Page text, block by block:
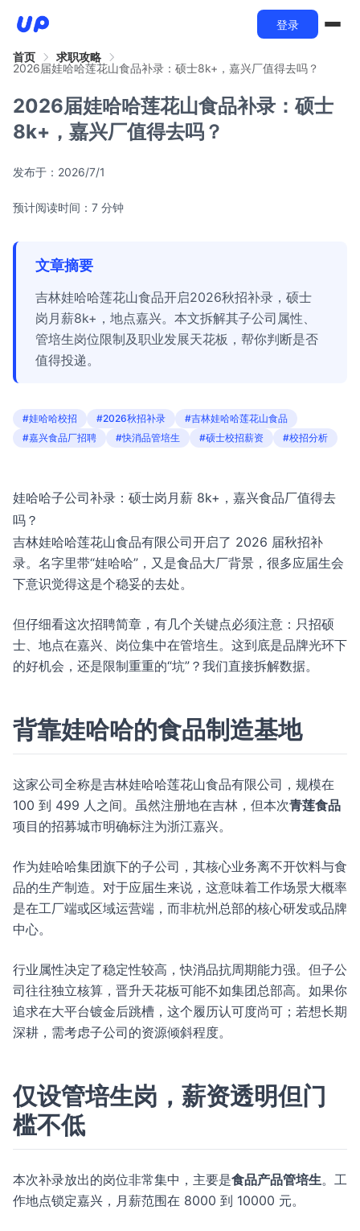
登录
首页
求职攻略
2026届娃哈哈莲花山食品补录：硕士8k+，嘉兴厂值得去吗？
2026届娃哈哈莲花山食品补录：硕士
8k+，嘉兴厂值得去吗？
发布于： 2026/7/1
预计阅读时间：7 分钟
文章摘要
吉林娃哈哈莲花山食品开启2026秋招补录，硕士
岗月薪8k+，地点嘉兴。本文拆解其子公司属性、
管培生岗位限制及职业发展天花板，帮你判断是否
值得投递。
#娃哈哈校招 #2026秋招补录
#吉林娃哈哈莲花山食品
#嘉兴食品厂招聘
#快消品管培生 #硕士校招薪资 #校招分析
娃哈哈子公司补录：硕士岗月薪 8k+，嘉兴食品厂值得去
吗？
吉林娃哈哈莲花山食品有限公司开启了 2026 届秋招补
录。名字里带“娃哈哈”，又是食品大厂背景，很多应届生会
下意识觉得这是个稳妥的去处。
但仔细看这次招聘简章，有几个关键点必须注意：只招硕
士、地点在嘉兴、岗位集中在管培生。这到底是品牌光环下
的好机会，还是限制重重的“坑”？我们直接拆解数据。
背靠娃哈哈的食品制造基地
这家公司全称是吉林娃哈哈莲花山食品有限公司，规模在
100 到 499 人之间。虽然注册地在吉林，但本次青莲食品
项目的招募城市明确标注为浙江嘉兴。
作为娃哈哈集团旗下的子公司，其核心业务离不开饮料与食
品的生产制造。对于应届生来说，这意味着工作场景大概率
是在工厂端或区域运营端，而非杭州总部的核心研发或品牌
中心。
行业属性决定了稳定性较高，快消品抗周期能力强。但子公
司往往独立核算，晋升天花板可能不如集团总部高。如果你
追求在大平台镀金后跳槽，这个履历认可度尚可；若想长期
深耕，需考虑子公司的资源倾斜程度。
仅设管培生岗，薪资透明但门
槛不低
本次补录放出的岗位非常集中，主要是食品产品管培生。工
作地点锁定嘉兴，月薪范围在 8000 到 10000 元。